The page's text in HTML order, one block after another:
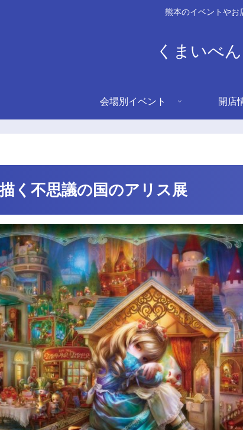
熊本のイベントやお
くまいべ
会場別イベント 開店
く不思議の国のアリス展